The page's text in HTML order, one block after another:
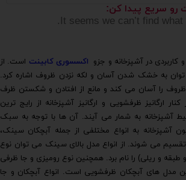
رو سریع پیدا کن:
It seems we can’t find what
کاربردی در آشپزخانه و جزو اکسسوری کابینت است. از
به خشک شدن آسان و لکه نزدن ظروف اشاره کرد.
را آسان می کند و مانع از افتادن و شکستن ظرف
ارگانیز ظرفشویی و ارگانیز آشپزخانه از رایج ترین
آشپزخانه به شمار می آیند. آن ها با توجه به سبک
آشپزخانه به انواع مختلفی از جمله آبچکان سینک،
تقسیم می شوند. از انواع مدل بالای سینک می توان نوع
طبقه و ریلی) را نام برد. همچنین نوع رومیزی و جا ظرفی
مدل های آبچکان ظرفشویی است. انواع آبچکان و جا